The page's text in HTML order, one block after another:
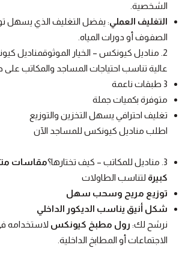
الشخصية.
التغليف العملي: يفضل التغليف الذي يسهل
الصفوف أو دورات المياه.
2. مناديل كيونكس – الخيار الموثوقمناديل
عالية تناسب احتياجات المساجد والمكاتب
3 طبقات ناعمة
متوفرة بكميات جملة
تغليف احترافي يسهل التخزين والتوزيع
اطلب مناديل كيونكس للمساجد الآن
3. مناديل للمكاتب – كيف تختارها؟
مقاسات
كبيرة لتناسب الطاولات
توزيع مريح وسحب سهل
شكل أنيق يناسب الديكور الداخلي
نرشح لك: رول مطبخ كيونكس لاستخدامه
الاجتماعات أو المطابخ الداخلية.